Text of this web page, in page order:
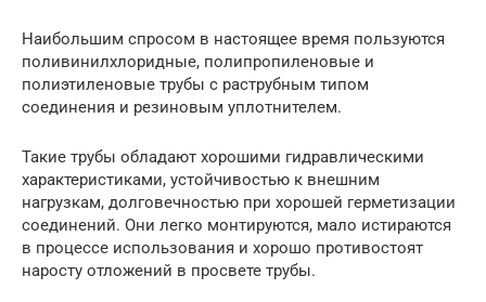
Наибольшим спросом в настоящее время пользуются
поливинилхлоридные, полипропиленовые и
полиэтиленовые трубы с раструбным типом
соединения и резиновым уплотнителем.
Такие трубы обладают хорошими гидравлическими
характеристиками, устойчивостью к внешним
нагрузкам, долговечностью при хорошей герметизации
соединений. Они легко монтируются, мало истираются
в процессе использования и хорошо противостоят
наросту отложений в просвете трубы.